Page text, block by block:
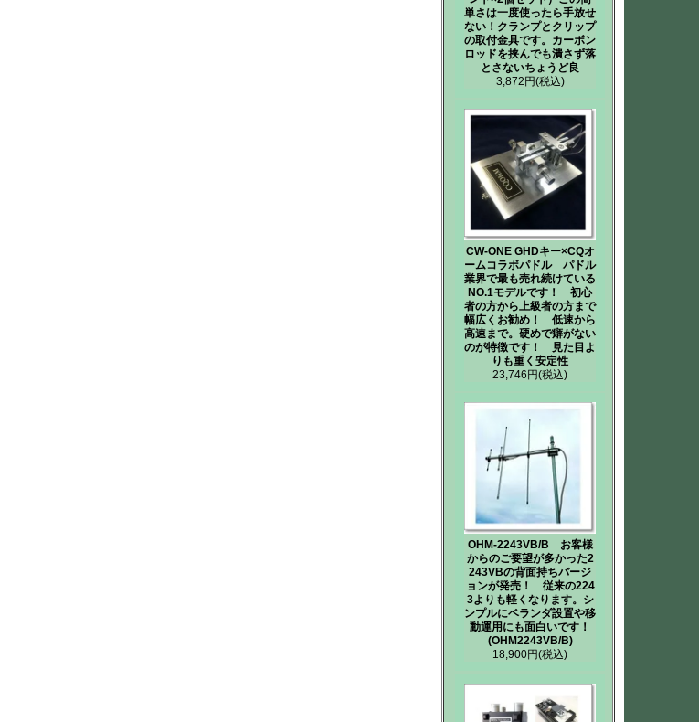
単さは一度使ったら手放せ
ない！クランプとクリップ
の取付金具です。カーボン
ロッドを挟んでも潰さず落
とさないちょうど良
3,872円(税込)
CW-ONE GHDキー×CQオ
ームコラボパドル パドル
業界で最も売れ続けている
NO.1モデルです！ 初心
者の方から上級者の方まで
幅広くお勧め！ 低速から
高速まで。硬めで癖がない
のが特徴です！ 見た目よ
りも重く安定性
23,746円(税込)
OHM-2243VB/B お客様
からのご要望が多かった2
243VBの背面持ちバージ
ョンが発売！ 従来の224
3よりも軽くなります。シ
ンプルにベランダ設置や移
動運用にも面白いです！
(OHM2243VB/B)
18,900円(税込)